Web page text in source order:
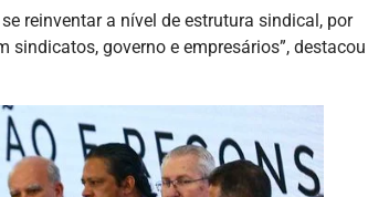
reinventar a nível de estrutura sindical, por
governo e empresários”, destacou